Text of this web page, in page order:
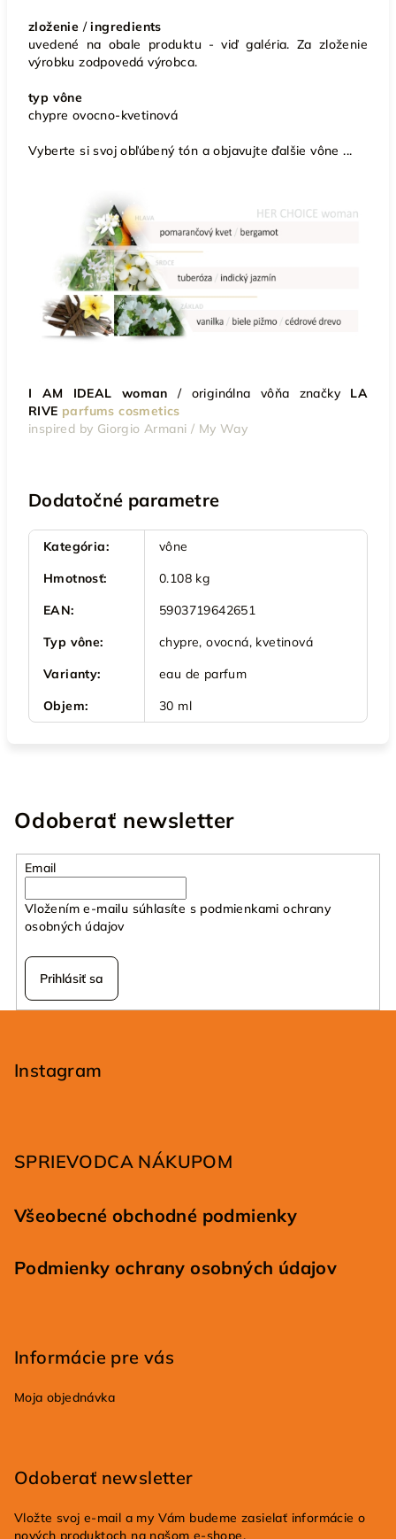
zloženie /ingredients
uvedené na obale produktu - viď galéria. Za zloženie
výrobku zodpovedá výrobca.
typ vône
chypre ovocno-kvetinová
Vyberte si svoj obľúbený tón a objavujte ďalšie vône ...
I AM IDEAL woman / originálna vôňa značky
LA
RIVE parfums cosmetics
inspired by Giorgio Armani / My Way
Dodatočné parametre
Kategória:
vône
Hmotnosť:
0.108 kg
EAN:
5903719642651
Typ vône:
chypre, ovocná, kvetinová
Varianty:
eau de parfum
Objem: 30 ml
Odoberať newsletter
Email
Vložením e-mailu súhlasíte s podmienkami ochrany
osobných údajov
Prihlásiť sa
Instagram
SPRIEVODCA NÁKUPOM
Všeobecné obchodné podmienky
Podmienky ochrany osobných údajov
Informácie pre vás
Moja objednávka
Odoberať newsletter
Vložte svoj e-mail a my Vám budeme zasielať informácie o
nových produktoch na našom e-shope.